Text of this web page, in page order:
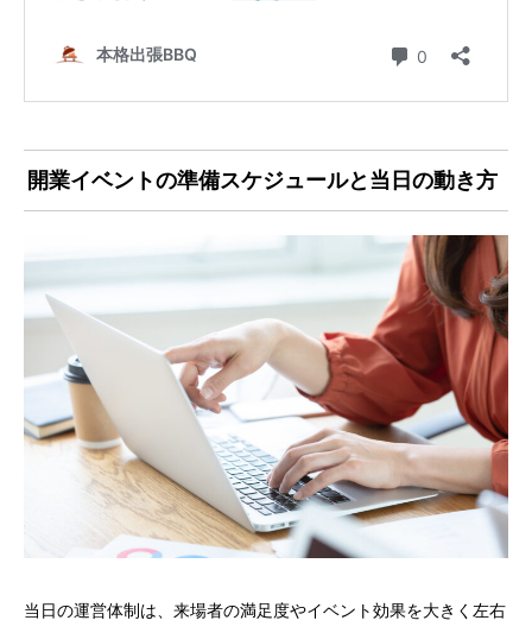
開業イベントの準備スケジュールと当日の動き方
当日の運営体制は、来場者の満足度やイベント効果を大きく左右